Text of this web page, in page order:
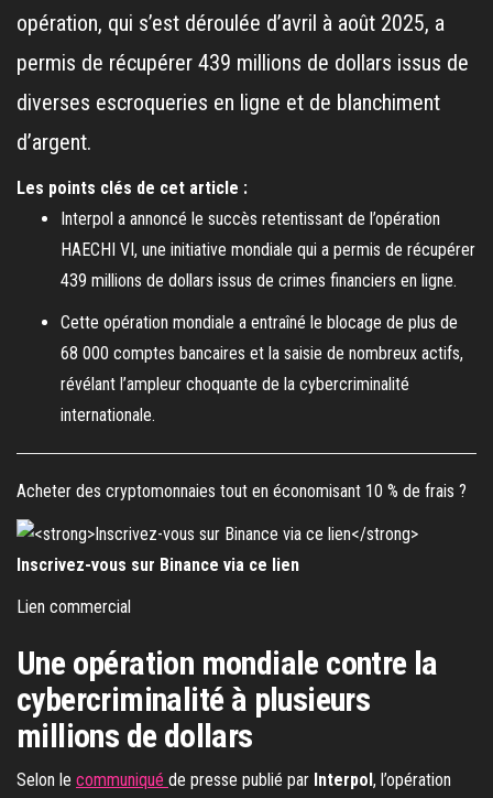
opération, qui s’est déroulée d’avril à août 2025, a
permis de récupérer 439 millions de dollars issus de
diverses escroqueries en ligne et de blanchiment
d’argent.
Les points clés de cet article :
Interpol a annoncé le succès retentissant de l’opération
HAECHI VI, une initiative mondiale qui a permis de récupérer
439 millions de dollars issus de crimes financiers en ligne.
Cette opération mondiale a entraîné le blocage de plus de
68 000 comptes bancaires et la saisie de nombreux actifs,
révélant l’ampleur choquante de la cybercriminalité
internationale.
Acheter des cryptomonnaies tout en économisant 10 % de frais ?
Inscrivez-vous sur Binance via ce lien
Lien commercial
Une opération mondiale contre la
cybercriminalité à plusieurs
millions de dollars
Selon le communiqué de presse publié par Interpol, l’opération